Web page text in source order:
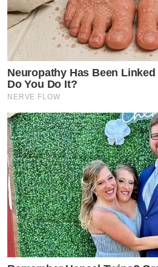
Neuropathy Has Been
Do You Do It?
NERVE FLOW